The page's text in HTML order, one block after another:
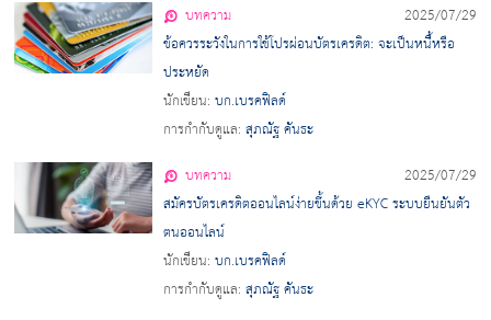
บทความ
2025/07/29
ข้อควรระวังในการใช้โปรผ่อนบัตรเครดิต: จะเป็นหนี้หรือ
ประหยัด
นักเขียน:บก.เบรคฟิลด์
การกำกับดูแล:สุภณัฐ คันธะ
บทความ
2025/07/29
สมัครบัตรเครดิตออนไลน์ง่ายขึ้นด้วย eKYC ระบบยืนยันตัว
ตนออนไลน์
นักเขียน:บก.เบรคฟิลด์
การกำกับดูแล:สุภณัฐ คันธะ